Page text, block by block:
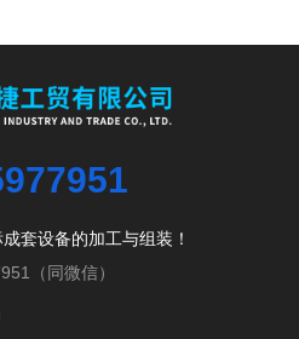
套设备的加工与组装！
（同微信）